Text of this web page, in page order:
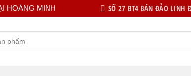
HOÀNG MINH SỐ 27 BT4 BÁN ĐẢO LINH